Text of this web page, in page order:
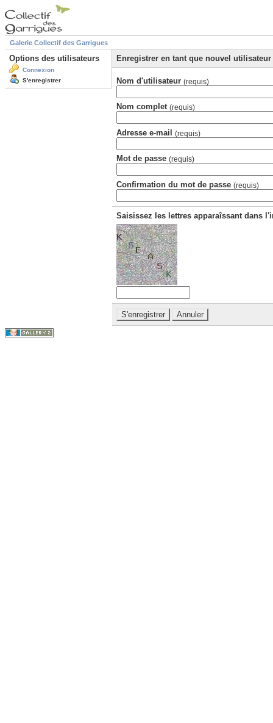
Galerie Collectif des Garrigues
Options des utilisateurs
Connexion
S'enregistrer
Enregistrer en tant que nouvel utilisateur
Nom d'utilisateur (requis)
Nom complet (requis)
Adresse e-mail (requis)
Mot de passe (requis)
Confirmation du mot de passe (requis)
Saisissez les lettres apparaîssant dans